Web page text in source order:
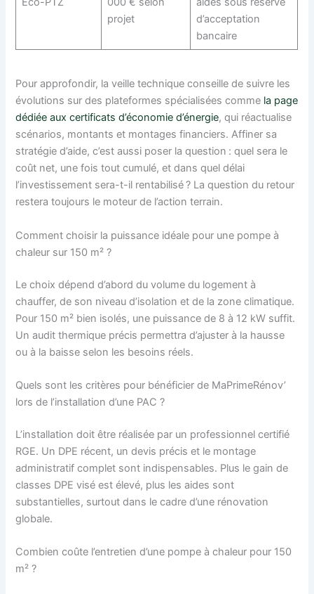
projet
d’acceptation
bancaire
Pour approfondir, la veille technique conseille de suivre les
évolutions sur des plateformes spécialisées comme la page
dédiée aux certificats d’économie d’énergie, qui réactualise
scénarios, montants et montages financiers. Affiner sa
stratégie d’aide, c’est aussi poser la question : quel sera le
coût net, une fois tout cumulé, et dans quel délai
l’investissement sera-t-il rentabilisé ? La question du retour
restera toujours le moteur de l’action terrain.
Comment choisir la puissance idéale pour une pompe à
chaleur sur 150 m² ?
Le choix dépend d’abord du volume du logement à
chauffer, de son niveau d’isolation et de la zone climatique.
Pour 150 m² bien isolés, une puissance de 8 à 12 kW suffit.
Un audit thermique précis permettra d’ajuster à la hausse
ou à la baisse selon les besoins réels.
Quels sont les critères pour bénéficier de MaPrimeRénov’
lors de l’installation d’une PAC ?
L’installation doit être réalisée par un professionnel certifié
RGE. Un DPE récent, un devis précis et le montage
administratif complet sont indispensables. Plus le gain de
classes DPE visé est élevé, plus les aides sont
substantielles, surtout dans le cadre d’une rénovation
globale.
Combien coûte l’entretien d’une pompe à chaleur pour 150
m² ?